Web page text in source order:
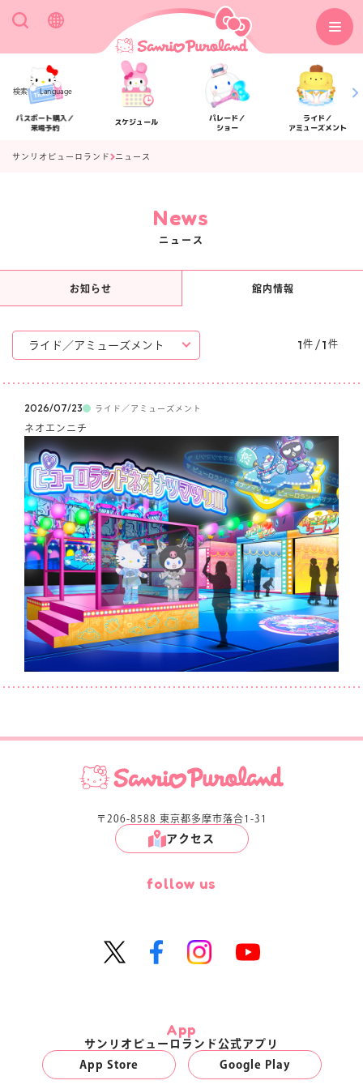
検索 Language
パスポート購入／
来場予約
スケジュール
パレード／
ショー
ライド／
アミューズメント
よくあるご質問 ニュース
公式SNS／アプリ
コラボレーション
イベント
サンリオピューロランド ニュース
News
ニュース
お知らせ 館内情報
1件 / 1 件
2026/07/23 ライド／アミューズメント
ネオエンニチ
〒206-8588 東京都多摩市落合1-31
アクセス
follow us
App
サンリオピューロランド公式アプリ
App Store
Google Play